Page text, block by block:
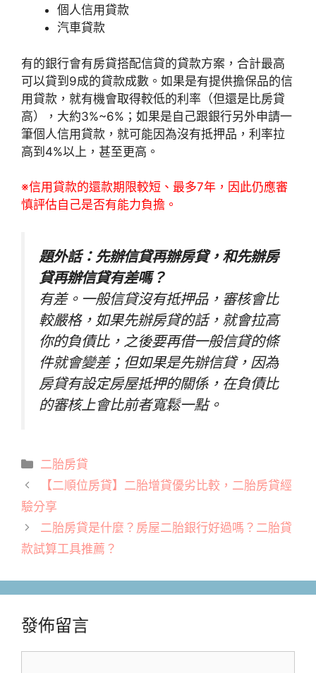
個人信用貸款
汽車貸款
有的銀行會有房貸搭配信貸的貸款方案，合計最高
可以貸到9成的貸款成數。如果是有提供擔保品的信
用貸款，就有機會取得較低的利率（但還是比房貸
高），大約3%~6%；如果是自己跟銀行另外申請一
筆個人信用貸款，就可能因為沒有抵押品，利率拉
高到4%以上，甚至更高。
※信用貸款的還款期限較短、最多7年，因此仍應審
慎評估自己是否有能力負擔。
題外話：先辦信貸再辦房貸，和先辦房
貸再辦信貸有差嗎？
有差。一般信貸沒有抵押品，審核會比
較嚴格，如果先辦房貸的話，就會拉高
你的負債比，之後要再借一般信貸的條
件就會變差；但如果是先辦信貸，因為
房貸有設定房屋抵押的關係，在負債比
的審核上會比前者寬鬆一點。
分
類
二胎房貸
【二順位房貸】二胎增貸優劣比較，二胎房貸經
驗分享
二胎房貸是什麼？房屋二胎銀行好過嗎？二胎貸
款試算工具推薦？
發佈留言